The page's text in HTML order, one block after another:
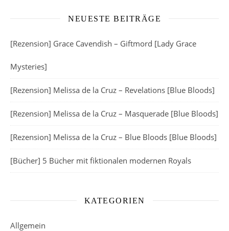
NEUESTE BEITRÄGE
[Rezension] Grace Cavendish – Giftmord [Lady Grace
Mysteries]
[Rezension] Melissa de la Cruz – Revelations [Blue Bloods]
[Rezension] Melissa de la Cruz – Masquerade [Blue Bloods]
[Rezension] Melissa de la Cruz – Blue Bloods [Blue Bloods]
[Bücher] 5 Bücher mit fiktionalen modernen Royals
KATEGORIEN
Allgemein